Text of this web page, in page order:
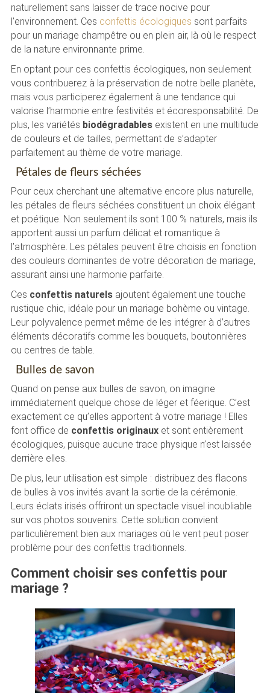
naturellement sans laisser de trace nocive pour
l’environnement. Ces confettis écologiques sont parfaits
pour un mariage champêtre ou en plein air, là où le respect
de la nature environnante prime.
En optant pour ces confettis écologiques, non seulement
vous contribuerez à la préservation de notre belle planète,
mais vous participerez également à une tendance qui
valorise l’harmonie entre festivités et écoresponsabilité. De
plus, les variétés biodégradablesexistent en une multitude
de couleurs et de tailles, permettant de s’adapter
parfaitement au thème de votre mariage.
Pétales de fleurs séchées
Pour ceux cherchant une alternative encore plus naturelle,
les pétales de fleurs séchées constituent un choix élégant
et poétique. Non seulement ils sont 100 % naturels, mais ils
apportent aussi un parfum délicat et romantique à
l’atmosphère. Les pétales peuvent être choisis en fonction
des couleurs dominantes de votre décoration de mariage,
assurant ainsi une harmonie parfaite.
Ces confettis naturelsajoutent également une touche
rustique chic, idéale pour un mariage bohème ou vintage.
Leur polyvalence permet même de les intégrer à d’autres
éléments décoratifs comme les bouquets, boutonnières
ou centres de table.
Bulles de savon
Quand on pense aux bulles de savon, on imagine
immédiatement quelque chose de léger et féerique. C’est
exactement ce qu’elles apportent à votre mariage ! Elles
font office de confettis originauxet sont entièrement
écologiques, puisque aucune trace physique n’est laissée
derrière elles.
De plus, leur utilisation est simple : distribuez des flacons
de bulles à vos invités avant la sortie de la cérémonie.
Leurs éclats irisés offriront un spectacle visuel inoubliable
sur vos photos souvenirs. Cette solution convient
particulièrement bien aux mariages où le vent peut poser
problème pour des confettis traditionnels.
Comment choisir ses confettis pour
mariage ?